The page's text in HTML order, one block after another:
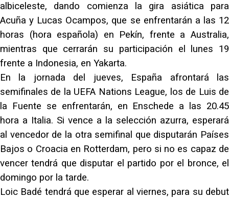
albiceleste, dando comienza la gira asiática para
Acuña y Lucas Ocampos, que se enfrentarán a las 12
horas (hora española) en Pekín, frente a Australia,
mientras que cerrarán su participación el lunes 19
frente a Indonesia, en Yakarta.
En la jornada del jueves, España afrontará las
semifinales de la UEFA Nations League, los de Luis de
la Fuente se enfrentarán, en Enschede a las 20.45
hora a Italia. Si vence a la selección azurra, esperará
al vencedor de la otra semifinal que disputarán Países
Bajos o Croacia en Rotterdam, pero si no es capaz de
vencer tendrá que disputar el partido por el bronce, el
domingo por la tarde.
Loic Badé tendrá que esperar al viernes, para su debut